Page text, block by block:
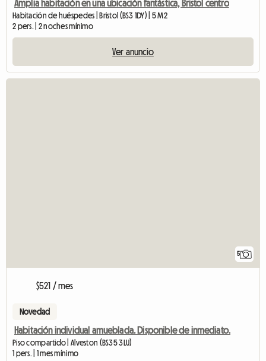
Amplia habitación en una ubicación fantástica, Bristol centro
Habitación de huéspedes | Bristol (BS3 1DY) | 5 M2
2 pers. | 2 noches mínimo
Ver anuncio
5
$521 / mes
Novedad
Habitación individual amueblada. Disponible de inmediato.
Piso compartido | Alveston (BS35 3LU)
1 pers. | 1 mes mínimo